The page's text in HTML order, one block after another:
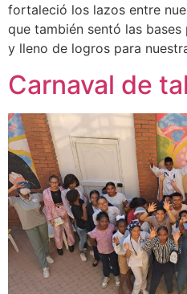
fortaleció los lazos entre
que también sentó las
y lleno de logros para
Carnaval de